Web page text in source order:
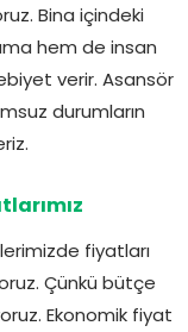
Bina içindeki
hem de insan
verir. Asansör
durumların
fiyatları
Çünkü bütçe
Ekonomik fiyat